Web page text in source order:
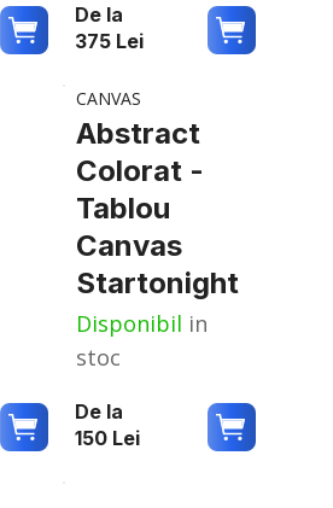
De la
375 Lei
CANVAS
Abstract
Colorat -
Tablou
Canvas
Startonight
Disponibil in
stoc
De la
150 Lei